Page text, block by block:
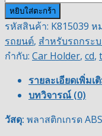
หยิบใส่ตะกร้า
รหัสสินค้า: K815039 ห
รถยนต์, สำหรับรถกระ
กำกับ: Car Holder, cd,
รายละเอียดเพิ่มเ
บทวิจารณ์ (0)
วัสดุ: พลาสติกเกรด